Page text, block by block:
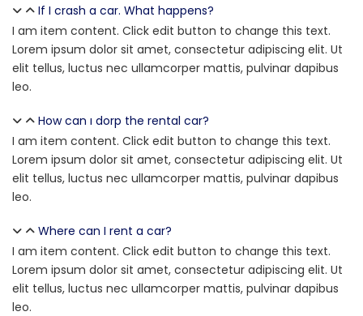
If I crash a car. What happens?
I am item content. Click edit button to change this text.
Lorem ipsum dolor sit amet, consectetur adipiscing elit. Ut
elit tellus, luctus nec ullamcorper mattis, pulvinar dapibus
leo.
How can ı dorp the rental car?
I am item content. Click edit button to change this text.
Lorem ipsum dolor sit amet, consectetur adipiscing elit. Ut
elit tellus, luctus nec ullamcorper mattis, pulvinar dapibus
leo.
Where can I rent a car?
I am item content. Click edit button to change this text.
Lorem ipsum dolor sit amet, consectetur adipiscing elit. Ut
elit tellus, luctus nec ullamcorper mattis, pulvinar dapibus
leo.